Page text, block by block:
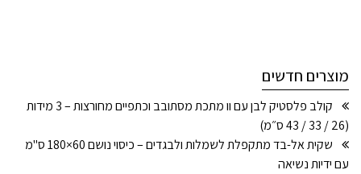
מוצרים חדשים
קולב פלסטיק לבן עם וו מתכת מסתובב וכתפיים מחורצות – 3 מידות
(26 / 33 / 43 ס״מ)
שקית אל-בד מתקפלת לשמלות ולבגדים – כיסוי נושם 60×180 ס"מ
עם ידיות נשיאה